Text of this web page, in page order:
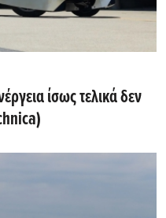
ίσως τελικά δεν